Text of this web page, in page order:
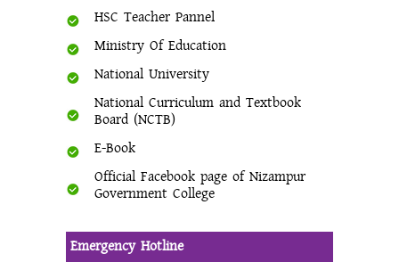
HSC Teacher Pannel
Ministry Of Education
National University
National Curriculum and Textbook
Board (NCTB)
E-Book
Official Facebook page of Nizampur
Government College
Emergency Hotline